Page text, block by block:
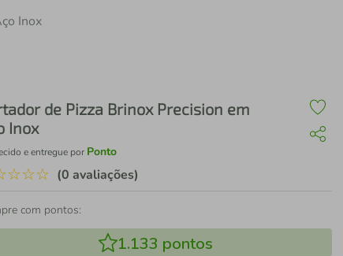
Inox
de Pizza Brinox Precision em
Inox
e entregue por Ponto
☆☆☆ (0 avaliações)
com pontos:
1.133 pontos